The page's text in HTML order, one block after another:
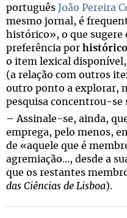
português João Pereira
mesmo jornal, é
histórico», o que sugere
preferência por histórico
o item lexical
(a relação com outros
outro ponto a explorar,
pesquisa concentrou-se
– Assinale-se, ainda,
emprega, pelo menos,
de «aquele que é
agremiação..., desde a
que os restantes
das Ciências de Lisboa).